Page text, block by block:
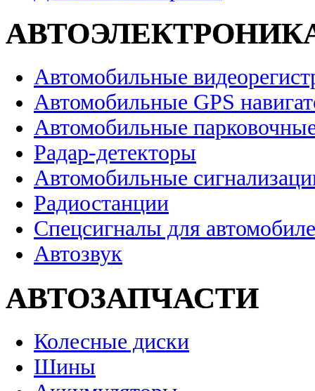
Автомобильные
Автомобильные GPS
Автомобильные
Радар-детекторы
Автомобильные
Радиостанции
Спецсигналы для
Автозвук
АВТОЗАПЧАСТИ
Колесные диски
Шины